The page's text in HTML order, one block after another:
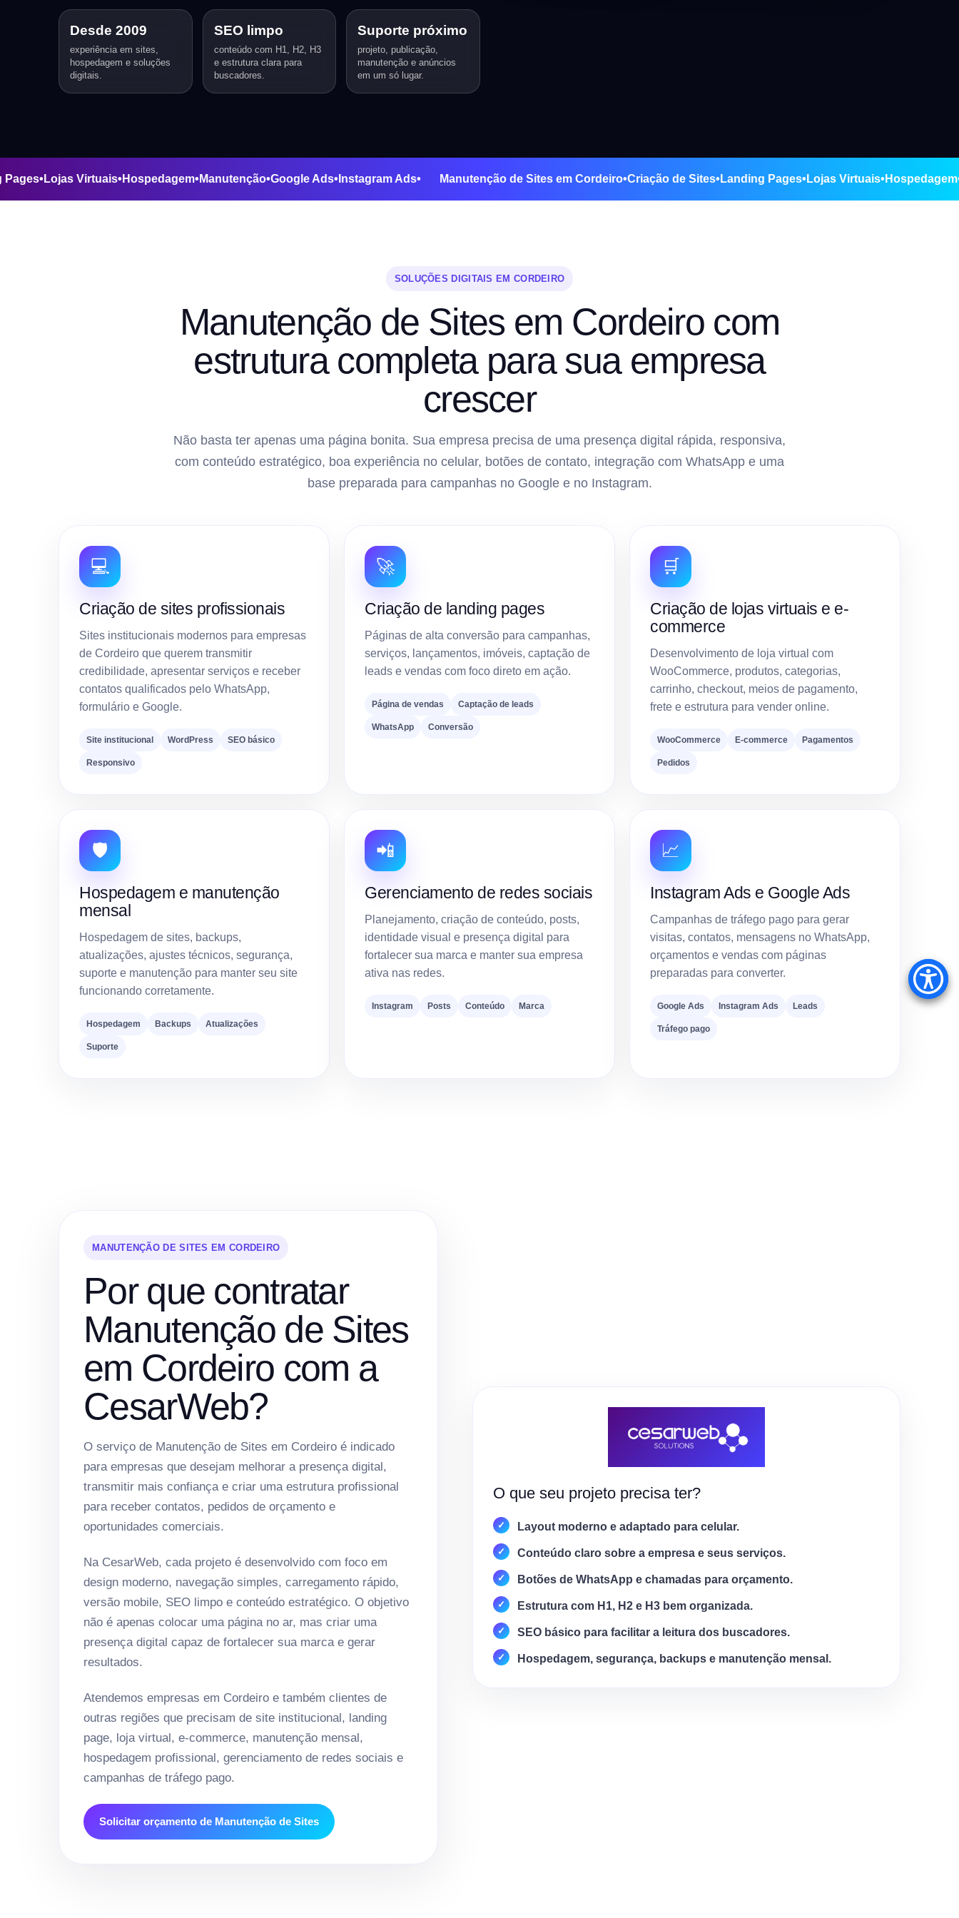
Desde 2009
experiência em sites,
hospedagem e soluções
digitais.
SEO limpo
conteúdo com H1, H2, H3
e estrutura clara para
buscadores.
Suporte próximo
projeto, publicação,
manutenção e anúncios
em um só lugar.
Pages• Lojas Virtuais•Hospedagem•Manutenção• Google Ads•Instagram Ads• Manutenção de Sites em Cordeiro•Criação de Sites •Landing Pages• Lojas Virtuais•
SOLUÇÕES DIGITAIS EM CORDEIRO
Manutenção de Sites em Cordeiro com
estrutura completa para sua empresa
crescer
Não basta ter apenas uma página bonita. Sua empresa precisa de uma presença digital rápida, responsiva,
com conteúdo estratégico, boa experiência no celular, botões de contato, integração com WhatsApp e uma
base preparada para campanhas no Google e no Instagram.
💻
Criação de sites profissionais
Sites institucionais modernos para empresas
de Cordeiro que querem transmitir
credibilidade, apresentar serviços e receber
contatos qualificados pelo WhatsApp,
formulário e Google.
Site institucional WordPress SEO básico
Responsivo
🚀
Criação de landing pages
Páginas de alta conversão para campanhas,
serviços, lançamentos, imóveis, captação de
leads e vendas com foco direto em ação.
Página de vendas Captação de leads
WhatsApp Conversão
🛒
Criação de lojas virtuais e e-
commerce
Desenvolvimento de loja virtual com
WooCommerce, produtos, categorias,
carrinho, checkout, meios de pagamento,
frete e estrutura para vender online.
WooCommerce E-commerce Pagamentos
Pedidos
🛡️
Hospedagem e manutenção
mensal
Hospedagem de sites, backups,
atualizações, ajustes técnicos, segurança,
suporte e manutenção para manter seu site
funcionando corretamente.
Hospedagem Backups Atualizações
Suporte
📲
Gerenciamento de redes sociais
Planejamento, criação de conteúdo, posts,
identidade visual e presença digital para
fortalecer sua marca e manter sua empresa
ativa nas redes.
Instagram Posts Conteúdo Marca
📈
Instagram Ads e Google Ads
Campanhas de tráfego pago para gerar
visitas, contatos, mensagens no WhatsApp,
orçamentos e vendas com páginas
preparadas para converter.
Google Ads Instagram Ads Leads
Tráfego pago
MANUTENÇÃO DE SITES EM CORDEIRO
Por que contratar
Manutenção de Sites
em Cordeiro com a
CesarWeb?
O serviço de Manutenção de Sites em Cordeiro é indicado
para empresas que desejam melhorar a presença digital,
transmitir mais confiança e criar uma estrutura profissional
para receber contatos, pedidos de orçamento e
oportunidades comerciais.
Na CesarWeb, cada projeto é desenvolvido com foco em
design moderno, navegação simples, carregamento rápido,
versão mobile, SEO limpo e conteúdo estratégico. O objetivo
não é apenas colocar uma página no ar, mas criar uma
presença digital capaz de fortalecer sua marca e gerar
resultados.
Atendemos empresas em Cordeiro e também clientes de
outras regiões que precisam de site institucional, landing
page, loja virtual, e-commerce, manutenção mensal,
hospedagem profissional, gerenciamento de redes sociais e
campanhas de tráfego pago.
Solicitar orçamento de Manutenção de Sites
O que seu projeto precisa ter?
Layout moderno e adaptado para celular.
Conteúdo claro sobre a empresa e seus serviços.
Botões de WhatsApp e chamadas para orçamento.
Estrutura com H1, H2 e H3 bem organizada.
SEO básico para facilitar a leitura dos buscadores.
Hospedagem, segurança, backups e manutenção mensal.